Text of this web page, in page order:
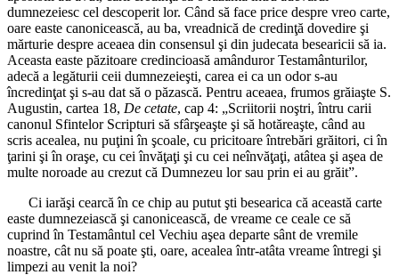
dumnezeiesc cel descoperit lor. Când să face price despre vreo carte,
oare easte canonicească, au ba, vreadnică de credinţă dovedire şi
mărturie despre aceaea din consensul şi din judecata besearicii să ia.
Aceasta easte păzitoare credincioasă amânduror Testamânturilor,
adecă a legăturii ceii dumnezeieşti, carea ei ca un odor s-au
încredinţat şi s-au dat să o păzască. Pentru aceaea, frumos grăiaşte S.
Augustin, cartea 18, De cetate, cap 4: „Scriitorii noştri, întru carii
canonul Sfintelor Scripturi să sfârşeaşte şi să hotăreaşte, când au
scris acealea, nu puţini în şcoale, cu pricitoare întrebări grăitori, ci în
ţarini şi în oraşe, cu cei învăţaţi şi cu cei neînvăţaţi, atâtea şi aşea de
multe noroade au crezut că Dumnezeu lor sau prin ei au grăit”.
Ci iarăşi cearcă în ce chip au putut şti besearica că această carte
easte dumnezeiască şi canonicească, de vreame ce ceale ce să
cuprind în Testamântul cel Vechiu aşea departe sânt de vremile
noastre, cât nu să poate şti, oare, acealea într-atâta vreame întregi şi
limpezi au venit la noi?